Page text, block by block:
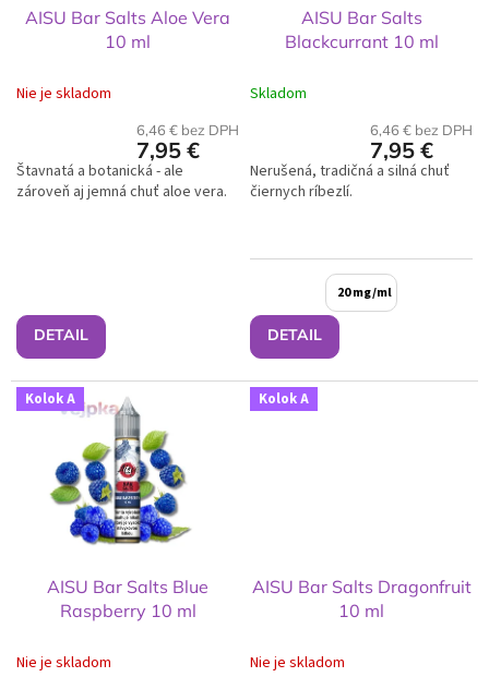
t
AISU Bar Salts Aloe Vera
10 ml
Nie je skladom
6,46 € bez DPH
7,95 €
DETAIL
Štavnatá a botanická - ale
zároveň aj jemná chuť aloe vera.
AISU Bar Salts
Blackcurrant 10 ml
Skladom
6,46 € bez DPH
7,95 €
DETAIL
Nerušená, tradičná a silná chuť
čiernych ríbezlí.
20 mg/ml
Kolok A
AISU Bar Salts Blue
Raspberry 10 ml
Nie je skladom
Kolok A
AISU Bar Salts Dragonfruit
10 ml
Nie je skladom